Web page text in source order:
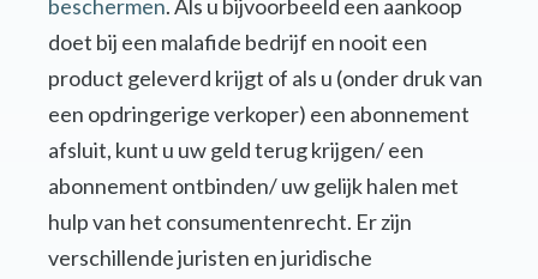
beschermen. Als u bijvoorbeeld een aankoop
doet bij een malafide bedrijf en nooit een
product geleverd krijgt of als u (onder druk van
een opdringerige verkoper) een abonnement
afsluit, kunt u uw geld terug krijgen/ een
abonnement ontbinden/ uw gelijk halen met
hulp van het consumentenrecht. Er zijn
verschillende juristen en juridische